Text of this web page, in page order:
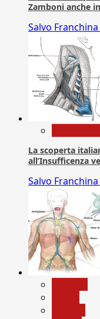
Zamboni anche
Salvo Franchina
La scoperta
all’Insufficenza
Salvo Franchina